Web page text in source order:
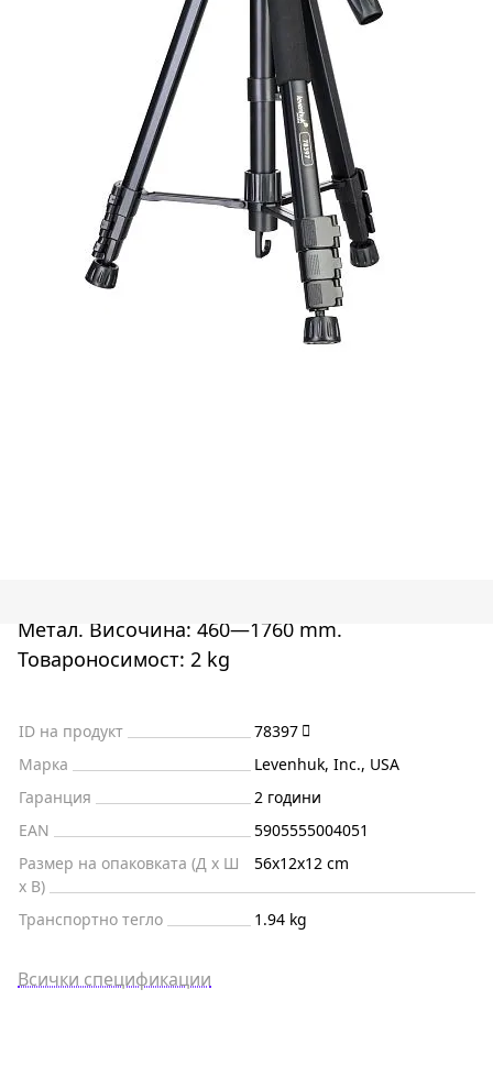
Метал. Височина: 460—1760 mm.
Товароносимост: 2 kg
ID на продукт
78397
Марка
Levenhuk, Inc., USA
Гаранция
2 години
EAN
5905555004051
Размер на опаковката (Д x Ш
x В)
56x12x12 cm
Транспортно тегло 1.94 kg
Всички спецификации